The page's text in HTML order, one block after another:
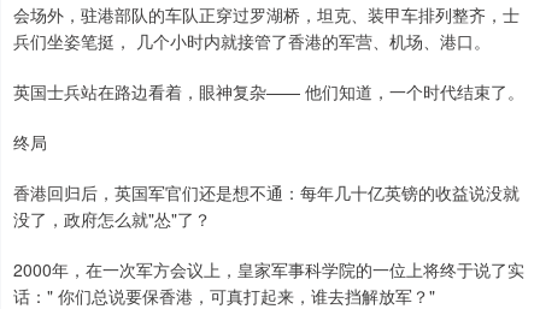
会场外，驻港部队的车队正穿过罗湖桥，坦克、装甲车排列整齐，士
兵们坐姿笔挺， 几个小时内就接管了香港的军营、机场、港口。
英国士兵站在路边看着，眼神复杂—— 他们知道，一个时代结束了。
终局
香港回归后，英国军官们还是想不通：每年几十亿英镑的收益说没就
没了，政府怎么就"怂"了？
2000年，在一次军方会议上，皇家军事科学院的一位上将终于说了实
话：" 你们总说要保香港，可真打起来，谁去挡解放军？"